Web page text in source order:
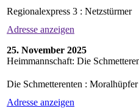
Regionalexpress 3 : Netzstürmer
Adresse anzeigen
25. November 2025
Heimmannschaft: Die
Die Schmetterenten : Moralhüpfer
Adresse anzeigen